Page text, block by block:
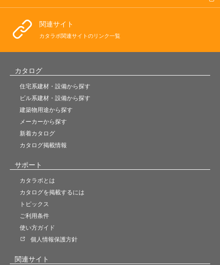
関連サイト
カタラボ関連サイトのリンク一覧
カタログ
住宅系建材・設備から探す
ビル系建材・設備から探す
建築物用途から探す
メーカーから探す
新着カタログ
カタログ掲載情報
サポート
カタラボとは
カタログを掲載するには
トピックス
ご利用条件
使い方ガイド
個人情報保護方針
関連サイト